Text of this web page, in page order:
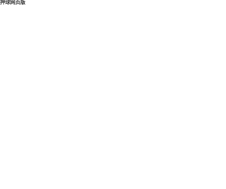
押球网页版